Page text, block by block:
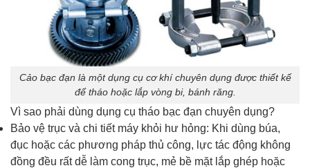
Cảo bạc đạn là một dụng cụ cơ khí chuyên dụng được thiết kế
để tháo hoặc lắp vòng bi, bánh răng.
Vì sao phải dùng dụng cụ tháo bạc đạn chuyên dụng?
Bảo vệ trục và chi tiết máy khỏi hư hỏng: Khi dùng búa,
đục hoặc các phương pháp thủ công, lực tác động không
đồng đều rất dễ làm cong trục, mẻ bề mặt lắp ghép hoặc